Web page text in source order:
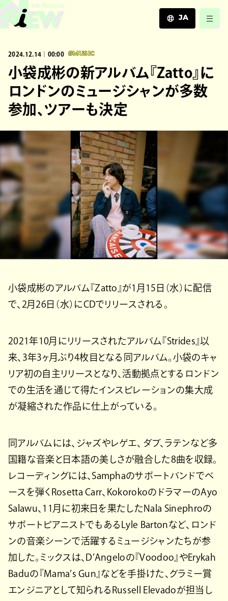
JA
ZH
2024.12.14｜00:00 #MUSIC
小袋成彬の新アルバム『Zatto』に
ロンドンのミュージシャンが多数
参加、ツアーも決定
小袋成彬のアルバム『Zatto』が1⽉15⽇（水）に配信
で、2月26日（水）にCDでリリースされる。
2021年10月にリリースされたアルバム『Strides』以
来、3年3ヶ月ぶり4枚目となる同アルバム。小袋のキャ
リア初の自主リリースとなり、活動拠点とするロンドン
での生活を通じて得たインスピレーションの集大成
が凝縮された作品に仕上がっている。
同アルバムには、ジャズやレゲエ、 ダブ、ラテンなど多
国籍な音楽と日本語の美しさが融合した8曲を収録。
レコーディングには、Samphaのサポートバンドでベ
ースを弾くRosetta Carr、KokorokoのドラマーのAyo
Salawu、11月に初来日を果たしたNala Sinephroの
サポートピアニストでもあるLyle Bartonなど、ロンド
ンの音楽シーンで活躍するミュージシャンたちが参
加した。ミックスは、D’Angeloの『Voodoo』やErykah
Baduの『Mama’s Gun』などを手掛けた、グラミー賞
エンジニアとして知られるRussell Elevadoが担当し